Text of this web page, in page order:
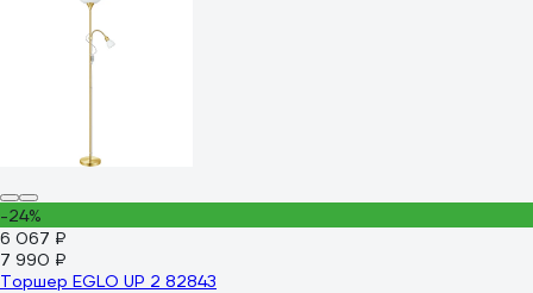
-24%
6 067 ₽
7 990 ₽
Торшер EGLO UP 2 82843